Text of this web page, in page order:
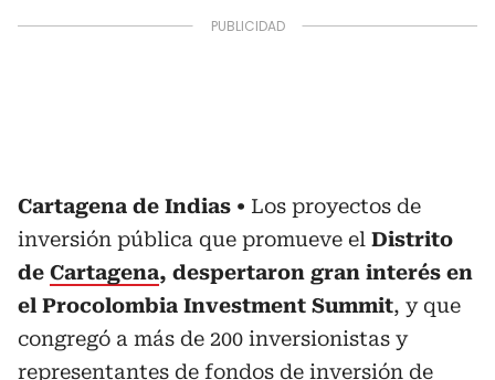
Cartagena de Indias
Los proyectos de
inversión pública que promueve el Distrito
de Cartagena, despertaron gran interés en
el Procolombia Investment Summit, y que
congregó a más de 200 inversionistas y
representantes de fondos de inversión de